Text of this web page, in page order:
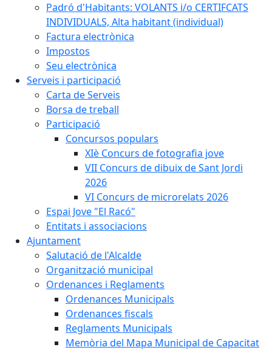
Padró d'Habitants: VOLANTS i/o CERTIFCATS
INDIVIDUALS, Alta habitant (individual)
Factura electrònica
Impostos
Seu electrònica
Serveis i participació
Carta de Serveis
Borsa de treball
Participació
Concursos populars
XIè Concurs de fotografia jove
VII Concurs de dibuix de Sant Jordi
2026
VI Concurs de microrelats 2026
Espai Jove "El Racó"
Entitats i associacions
Ajuntament
Salutació de l'Alcalde
Organització municipal
Ordenances i Reglaments
Ordenances Municipals
Ordenances fiscals
Reglaments Municipals
Memòria del Mapa Municipal de Capacitat